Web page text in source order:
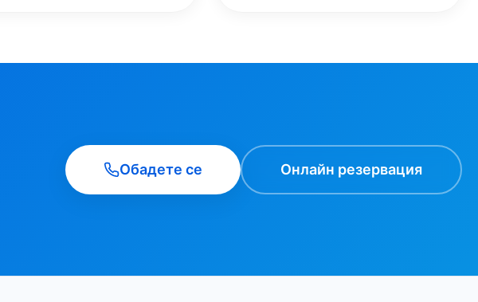
Обадете се Онлайн резервация